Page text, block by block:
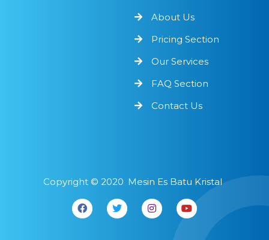
About Us
Pricing Section
Our Services
FAQ Section
Contact Us
Copyright © 2020 Mesin Es Batu Kristal